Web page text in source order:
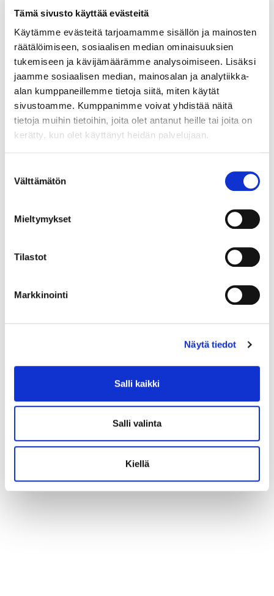
Tämä sivusto käyttää evästeitä
Käytämme evästeitä tarjoamamme sisällön ja mainosten
räätälöimiseen, sosiaalisen median ominaisuuksien
tukemiseen ja kävijämäärämme analysoimiseen. Lisäksi
jaamme sosiaalisen median, mainosalan ja analytiikka-
alan kumppaneillemme tietoja siitä, miten käytät
sivustoamme. Kumppanimme voivat yhdistää näitä
tietoja muihin tietoihin, joita olet antanut heille tai joita on
kerätty, kun olet käyttänyt heidän palvelujaan.
valinta
Välttämätön
Mieltymykset
Tilastot
Markkinointi
Näytä tiedot
Salli kaikki
Salli valinta
Kiellä
Liittyvät tuotteet
13301
RITILÄNKANNATIN 5mm VALK.
Valkoinen, muovinen ritilänkannatin 5 mm.
LUE LISÄÄ »
070923
Muovitettu, valkoinen lautashylly, 55x260x663mm, M70
LUE LISÄÄ »